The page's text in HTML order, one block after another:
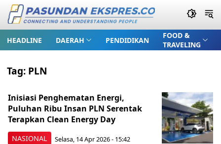
HEADLINE DAERAH PENDIDIKAN
FOOD &
TRAVELING
Tag: PLN
NASIONAL
Inisiasi Penghematan Energi,
Puluhan Ribu Insan PLN Serentak
Terapkan Clean Energy Day
Selasa, 14 Apr 2026 - 15:42